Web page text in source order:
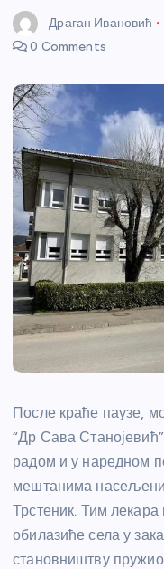
Драган Ивановић
0 Comments
После краће паузе,
“Др Сава
радом и у наредном
мештанима
Трстеник. Тим лекара
обилазиће села у
становништву